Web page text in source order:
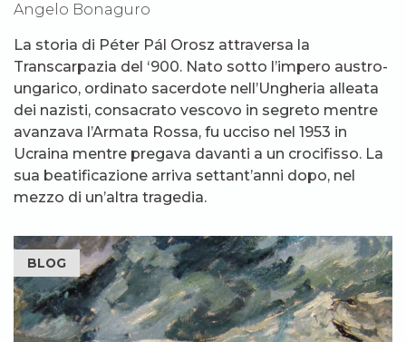
Angelo Bonaguro
La storia di Péter Pál Orosz attraversa la
Transcarpazia del ‘900. Nato sotto l’impero austro-
ungarico, ordinato sacerdote nell’Ungheria alleata
dei nazisti, consacrato vescovo in segreto mentre
avanzava l’Armata Rossa, fu ucciso nel 1953 in
Ucraina mentre pregava davanti a un crocifisso. La
sua beatificazione arriva settant’anni dopo, nel
mezzo di un’altra tragedia.
BLOG